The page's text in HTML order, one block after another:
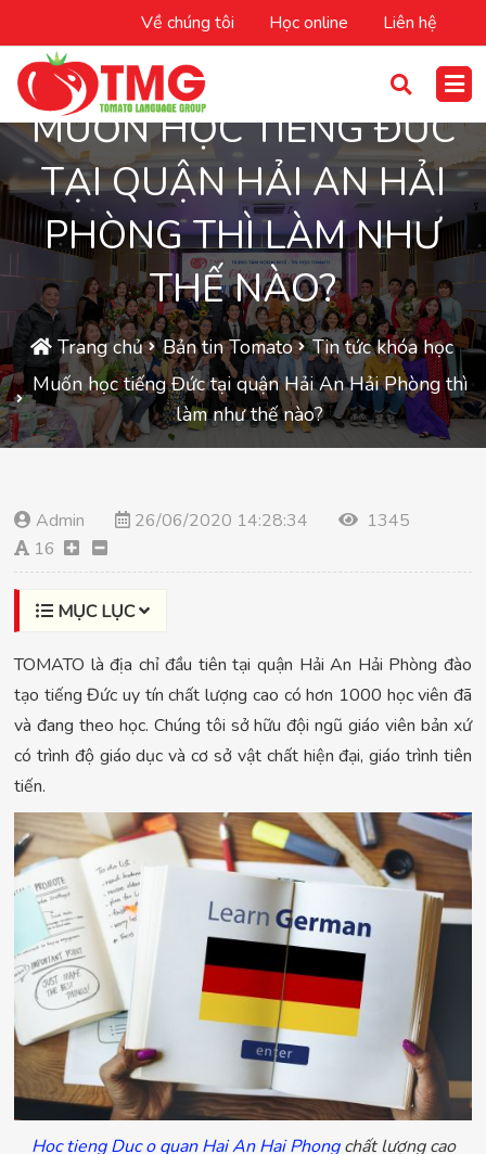
Về chúng tôi Học online Liên hệ
MUỐN HỌC TIẾNG ĐỨC
TẠI QUẬN HẢI AN HẢI
PHÒNG THÌ LÀM NHƯ
THẾ NÀO?
Trang chủ Bản tin Tomato
Tin tức khóa học
Muốn học tiếng Đức tại quận Hải An Hải Phòng thì
làm như thế nào?
Admin 26/06/2020 14:28:34
1345
16
MỤC LỤC
TOMATO là địa chỉ đầu tiên tại quận Hải An Hải Phòng đào
tạo tiếng Đức uy tín chất lượng cao có hơn 1000 học viên đã
và đang theo học. Chúng tôi sở hữu đội ngũ giáo viên bản xứ
có trình độ giáo dục và cơ sở vật chất hiện đại, giáo trình tiên
tiến.
Hoc tieng Duc o quan Hai An Hai Phongchất lượng cao